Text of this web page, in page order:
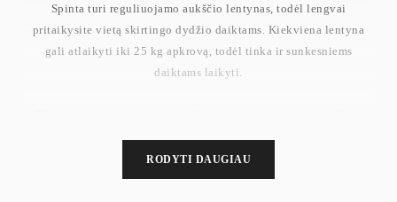
Spinta turi reguliuojamo aukščio lentynas, todėl lengvai
pritaikysite vietą skirtingo dydžio daiktams. Kiekviena lentyna
gali atlaikyti iki 25 kg apkrovą, todėl tinka ir sunkesniems
daiktams laikyti.
Integruotas užraktas užtikrina saugų asmeninių ar svarbių daiktų
laikymą.
RODYTI DAUGIAU